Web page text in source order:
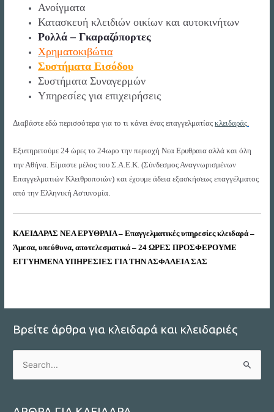
Ανοίγματα
Κατασκευή κλειδιών οικίων και αυτοκινήτων
Ρολλά – Γκαραζόπορτες
Χρηματοκιβώτια
Συστήματα Εισόδου
Συστήματα Συναγερμών
Υπηρεσίες για επιχειρήσεις
Διαβάστε εδώ περισσότερα για το τι κάνει ένας επαγγελματίαςκλειδαράς.
Εξυπηρετούμε 24 ώρες το 24ωρο την περιοχή Νεα Ερυθραια αλλά και όλη
την Αθήνα. Είμαστε μέλος του Σ.Α.Ε.Κ. (Σύνδεσμος Αναγνωρισμένων
Επαγγελματιών Κλειθροποιών) και έχουμε άδεια εξασκήσεως επαγγέλματος
από την Ελληνική Αστυνομία.
ΚΛΕΙΔΑΡΑΣ ΝΕΑ ΕΡΥΘΡΑΙΑ – Επαγγελματικές υπηρεσίες κλειδαρά –
Άμεσα, υπεύθυνα, αποτελεσματικά – 24 ΩΡΕΣ ΠΡΟΣΦΕΡΟΥΜΕ
ΕΓΓΥΗΜΕΝΑ ΥΠΗΡΕΣΙΕΣ ΓΙΑ ΤΗΝ ΑΣΦΑΛΕΙΑ ΣΑΣ
Βρείτε άρθρα για κλειδαρά και κλειδαριές
r